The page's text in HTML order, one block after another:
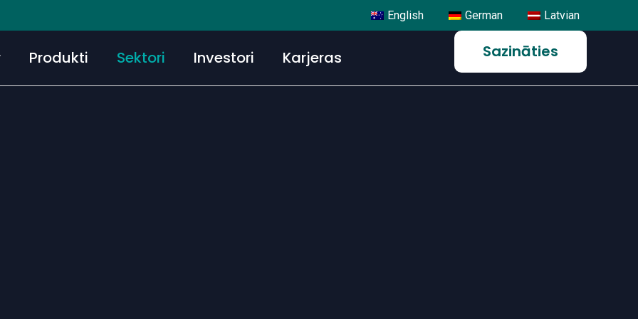
English German Latvian
Produkti Sektori Investori Karjeras Sazināties